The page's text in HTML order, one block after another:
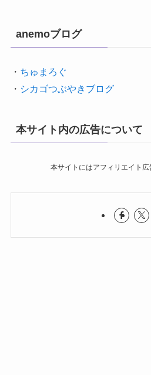
anemoブログ
・ ちゅまろぐ
・ シカゴつぶやきブログ
本サイト内の広告について
本サイトにはアフィリエイト